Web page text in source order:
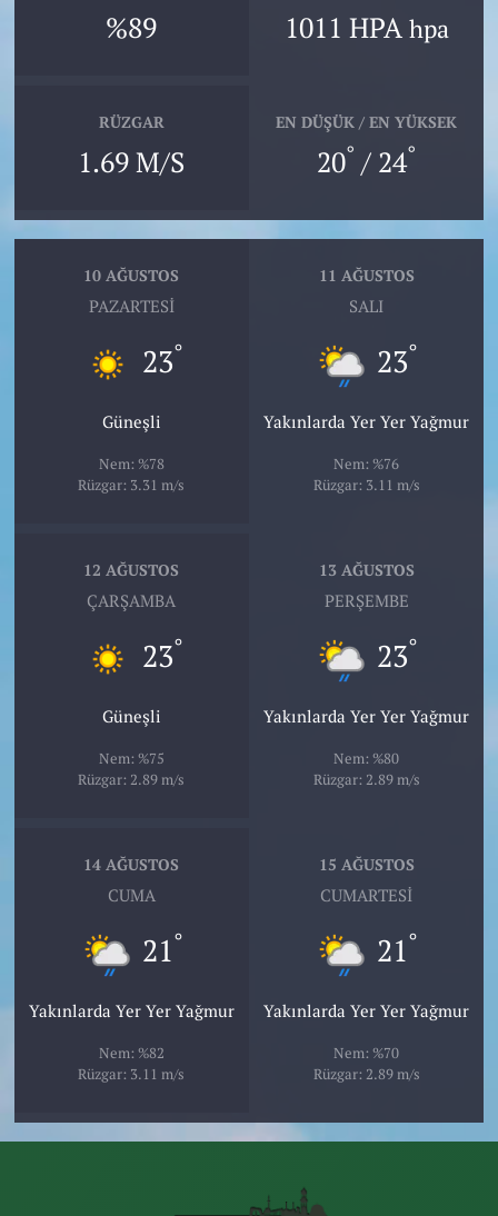
%89 1011 HPA hpa
RÜZGAR
1.69 M/S
EN DÜŞÜK / EN YÜKSEK
20° / 24°
10 AĞUSTOS
PAZARTESI
23°
Güneşli
Nem: %78
Rüzgar: 3.31 m/s
11 AĞUSTOS
SALI
23°
Yakınlarda Yer Yer Yağmur
Nem: %76
Rüzgar: 3.11 m/s
12 AĞUSTOS
ÇARŞAMBA
23°
Güneşli
Nem: %75
Rüzgar: 2.89 m/s
13 AĞUSTOS
PERŞEMBE
23°
Yakınlarda Yer Yer Yağmur
Nem: %80
Rüzgar: 2.89 m/s
14 AĞUSTOS
CUMA
21°
Yakınlarda Yer Yer Yağmur
Nem: %82
Rüzgar: 3.11 m/s
15 AĞUSTOS
CUMARTESI
21°
Yakınlarda Yer Yer Yağmur
Nem: %70
Rüzgar: 2.89 m/s